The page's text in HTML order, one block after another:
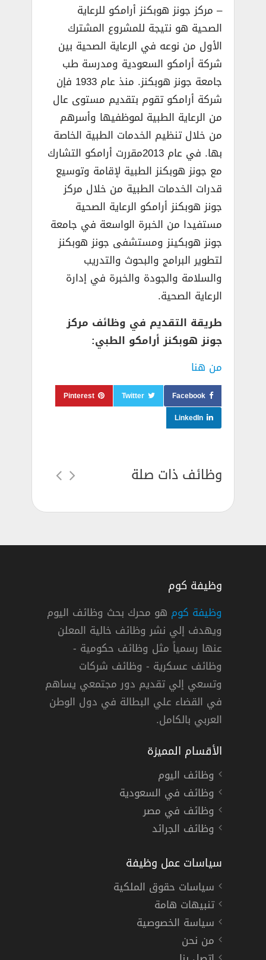
– مركز جونز هوبكنز أرامكو للرعاية
الصحية هو نتيجة للمشروع المشترك
الأول من نوعه في الرعاية الصحية بين
شركة أرامكو السعودية ومدرسة طب
جامعة جونز هوبكنز. منذ عام 1933 فإن
شركة أرامكو تقوم بتقديم مستوى عال
من الرعاية الطبية لموظفيها وأسرهم
من خلال تنظيم الخدمات الطبية الخاصة
بها. في عام 2013مقررت أرامكو التشارك
مع جونز هوبكنز الطبية لإقامة وتوسيع
قدرات الخدمات الطبية من خلال مركز
جونز هوبكنز أرامكو الرعاية الصحية
مستفيدا من الخبرة الواسعة في جامعة
جونز هوبكينز ومستشفى جونز هوبكنز
لتطوير البرامج والبحوث والتدريب
والسلامة والجودة والخبرة في إدارة
الرعاية الصحية.
طريقة التقديم في وظائف مركز
جونز هوبكنز أرامكو الطبي:
من هنا
Facebook
Twitter
Pinterest
LinkedIn
وظائف ذات صلة
دوام كامل
وظيفة كوم
وظيفة كوم هو محرك بحث وظائف اليوم
ويهدف إلي نشر وظائف خالية المعلن
عنها رسمياً مثل وظائف حكومية -
وظائف عسكرية - وظائف شركات
وتسعي إلي تقديم دور مجتمعي يساهم
في القضاء علي البطالة في دول الوطن
العربي بالكامل.
الأقسام المميزة
وظائف اليوم
وظائف في السعودية
وظائف في مصر
وظائف الجرائد
سياسات عمل وظيفة
سياسات حقوق الملكية
تنبيهات هامة
سياسة الخصوصية
من نحن